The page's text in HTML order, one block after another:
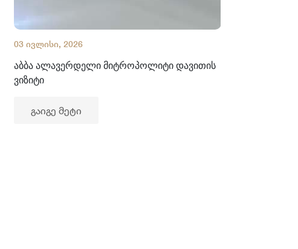
03 ივლისი, 2026
აბბა ალავერდელი მიტროპოლიტი დავითის
ვიზიტი
გაიგე მეტი